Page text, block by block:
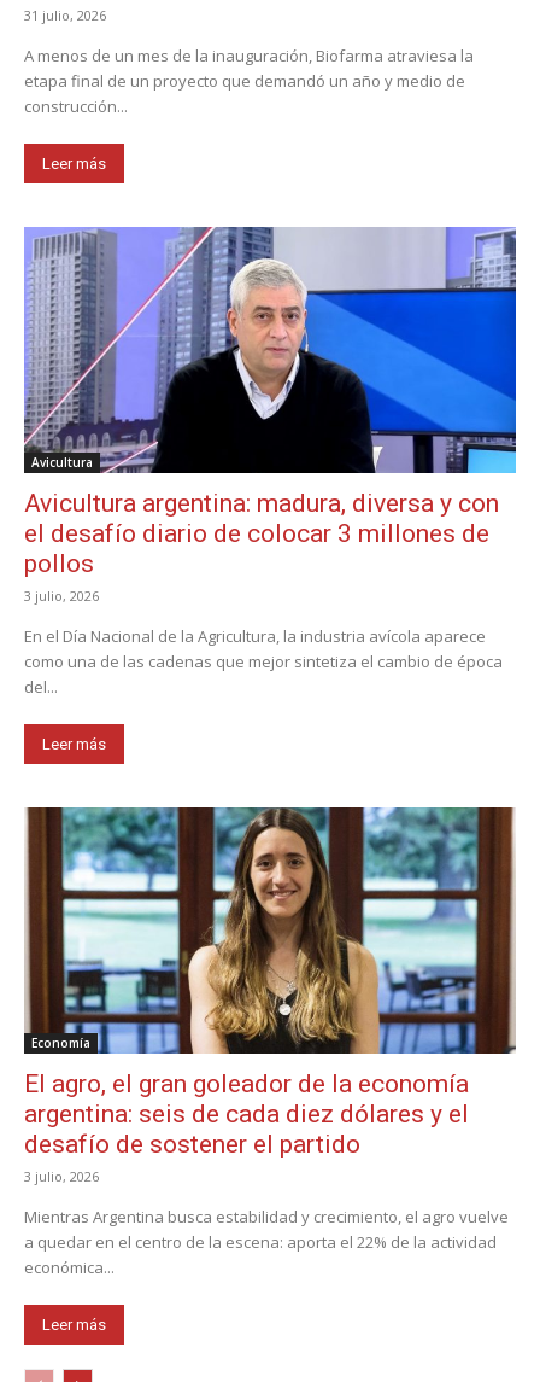
31 julio, 2026
A menos de un mes de la inauguración, Biofarma atraviesa la
etapa final de un proyecto que demandó un año y medio de
construcción...
Leer más
Avicultura
Avicultura argentina: madura, diversa y con
el desafío diario de colocar 3 millones de
pollos
3 julio, 2026
En el Día Nacional de la Agricultura, la industria avícola aparece
como una de las cadenas que mejor sintetiza el cambio de época
del...
Leer más
Economía
El agro, el gran goleador de la economía
argentina: seis de cada diez dólares y el
desafío de sostener el partido
3 julio, 2026
Mientras Argentina busca estabilidad y crecimiento, el agro vuelve
a quedar en el centro de la escena: aporta el 22% de la actividad
económica...
Leer más